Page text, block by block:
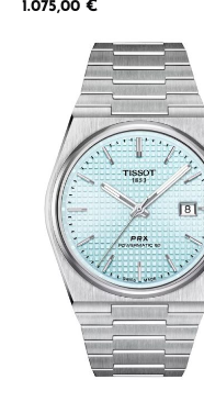
Regulärer Preis:
1.075,00 €